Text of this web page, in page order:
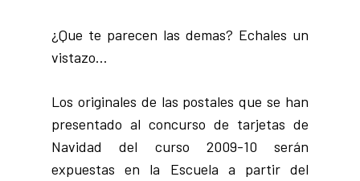
¿Que te parecen las demas? Echales un
vistazo…
Los originales de las postales que se han
presentado al concurso de tarjetas de
Navidad del curso 2009-10 serán
expuestas en la Escuela a partir del